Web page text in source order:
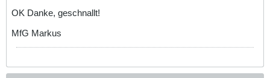
OK Danke, geschnallt!
MfG Markus